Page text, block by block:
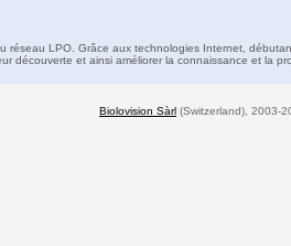
réseau LPO. Grâce aux technologies Internet,
découverte et ainsi améliorer la connaissance et la
Biolovision Sàrl (Switzerland), 2003-